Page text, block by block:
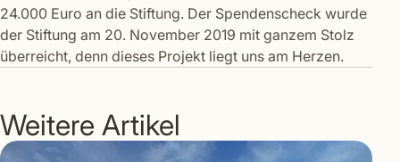
24.000 Euro an die Stiftung. Der Spendenscheck wurde
der Stiftung am 20. November 2019 mit ganzem Stolz
überreicht, denn dieses Projekt liegt uns am Herzen.
Weitere Artikel